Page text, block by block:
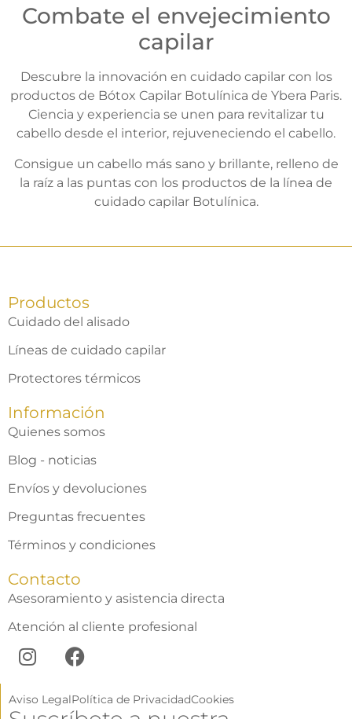
Combate el envejecimiento
capilar
Descubre la innovación en cuidado capilar con los
productos de Bótox Capilar Botulínica de Ybera Paris.
Ciencia y experiencia se unen para revitalizar tu
cabello desde el interior, rejuveneciendo el cabello.
Consigue un cabello más sano y brillante, relleno de
la raíz a las puntas con los productos de la línea de
cuidado capilar Botulínica.
Productos
Cuidado del alisado
Líneas de cuidado capilar
Protectores térmicos
Información
Quienes somos
Blog - noticias
Envíos y devoluciones
Preguntas frecuentes
Términos y condiciones
Contacto
Asesoramiento y asistencia directa
Atención al cliente profesional
Aviso LegalPolítica de PrivacidadCookies